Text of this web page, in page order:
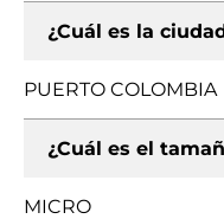
¿Cuál es la
PUERTO COLOMBIA
¿Cuál es el
MICRO